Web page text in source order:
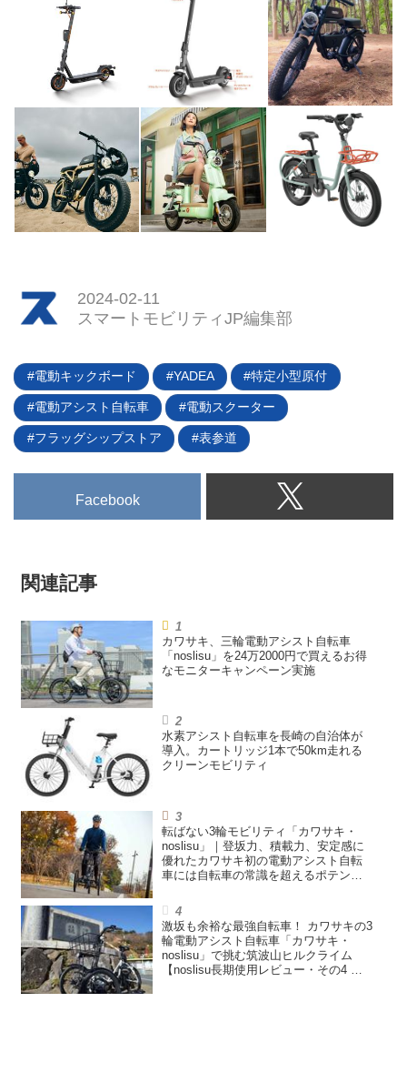
2024-02-11
スマートモビリティJP編集部
電動キックボード YADEA 特定小型原付
電動アシスト自転車 電動スクーター
フラッグシップストア 表参道
Facebook
関連記事
カワサキ、三輪電動アシスト自転車
「noslisu」を24万2000円で買えるお得
なモニターキャンペーン実施
水素アシスト自転車を長崎の自治体が
導入。カートリッジ1本で50km走れる
クリーンモビリティ
転ばない3輪モビリティ「カワサキ・
noslisu」｜登坂力、積載力、安定感に
優れたカワサキ初の電動アシスト自転
車には自転車の常識を超えるポテンシ
ー・その5 まとめ編】
激坂も余裕な最強自転車！ カワサキの3
輪電動アシスト自転車「カワサキ・
noslisu」で挑む筑波山ヒルクライム
【noslisu長期使用レビュー・その4 登